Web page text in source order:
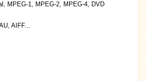
MPEG-1, MPEG-2, MPEG-4, DVD
AIFF...